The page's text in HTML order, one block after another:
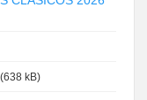
(638 kB)